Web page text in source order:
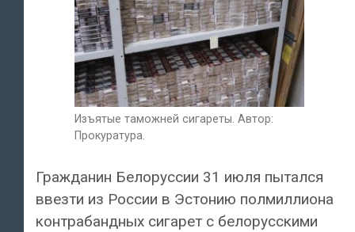
Изъятые таможней сигареты. Автор:
Прокуратура.
Гражданин Белоруссии 31 июля пытался
ввезти из России в Эстонию полмиллиона
контрабандных сигарет c белорусскими